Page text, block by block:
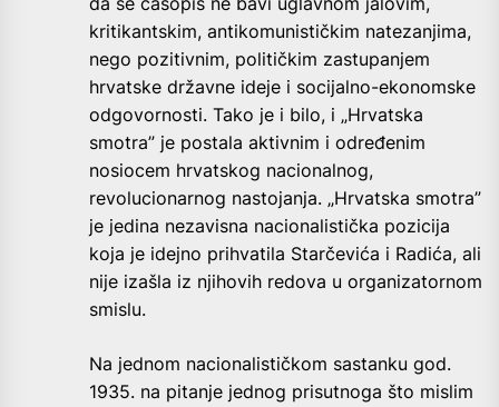
kritikantskim, antikomunističkim natezanjima,
nego pozitivnim, političkim zastupanjem
hrvatske državne ideje i socijalno-ekonomske
odgovornosti. Tako je i bilo, i „Hrvatska
smotra” je postala aktivnim i određenim
nosiocem hrvatskog nacionalnog,
revolucionarnog nastojanja. „Hrvatska smotra”
je jedina nezavisna nacionalistička pozicija
koja je idejno prihvatila Starčevića i Radića, ali
nije izašla iz njihovih redova u organizatornom
smislu.
Na jednom nacionalističkom sastanku god.
1935. na pitanje jednog prisutnoga što mislim